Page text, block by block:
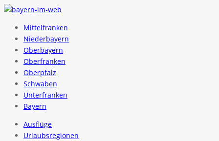
Mittelfranken
Niederbayern
Oberbayern
Oberfranken
Oberpfalz
Schwaben
Unterfranken
Bayern
Ausflüge
Urlaubsregionen